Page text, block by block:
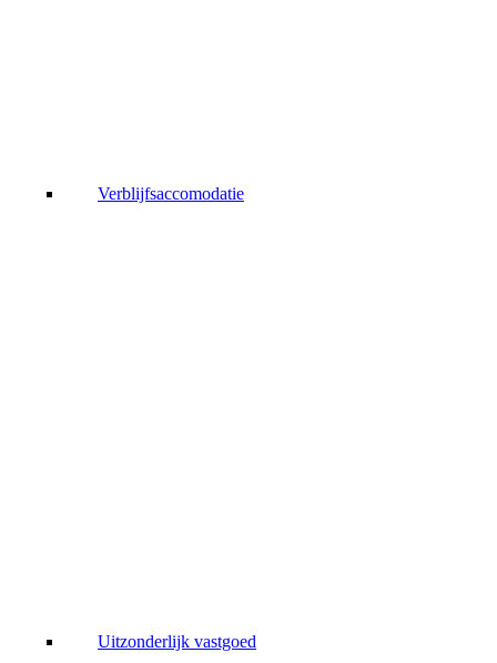
Verblijfsaccomodatie
Uitzonderlijk vastgoed